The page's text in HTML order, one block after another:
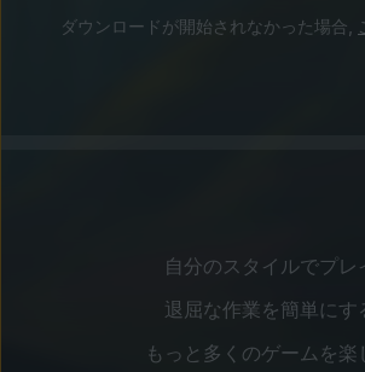
ダウンロードが開始されなかった場合,
自分のスタイルでプレ
退屈な作業を簡単にす
もっと多くのゲームを楽